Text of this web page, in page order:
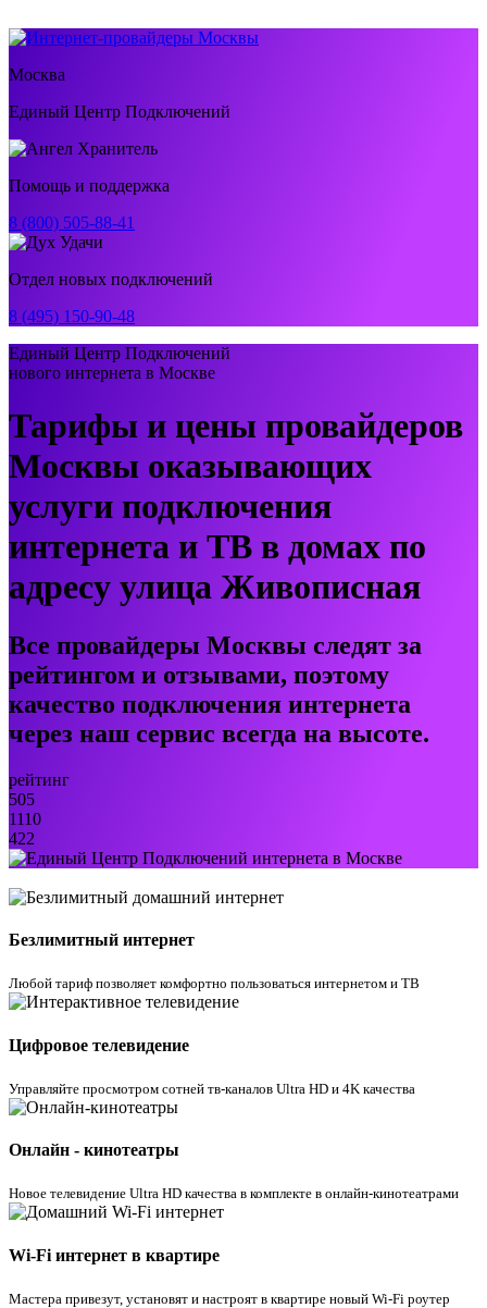
Москва
Единый Центр Подключений
Помощь и поддержка
8 (800) 505-88-41
Отдел новых подключений
8 (495) 150-90-48
Единый Центр Подключений
нового интернета в Москве
Тарифы и цены провайдеров
Москвы оказывающих
услуги подключения
интернета и ТВ в домах по
адресу улица Живописная
Все провайдеры Москвы следят за
рейтингом и отзывами, поэтому
качество подключения интернета
через наш сервис всегда на высоте.
рейтинг
505
1110
422
Безлимитный интернет
Любой тариф позволяет комфортно пользоваться интернетом и ТВ
Цифровое телевидение
Управляйте просмотром cотней тв-каналов Ultra HD и 4K качества
Онлайн - кинотеатры
Новое телевидение Ultra HD качества в комплекте в онлайн-кинотеатрами
Wi-Fi интернет в квартире
Мастера привезут, установят и настроят в квартире новый Wi-Fi роутер